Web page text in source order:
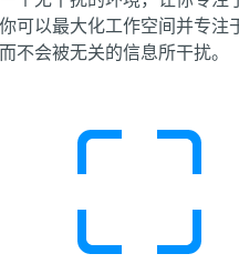
可以最大化工作空间并专注
不会被无关的信息所干扰。